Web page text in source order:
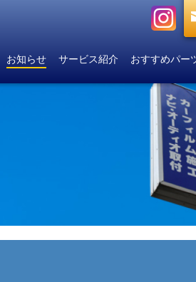
お知らせ サービス紹介 おすすめパー